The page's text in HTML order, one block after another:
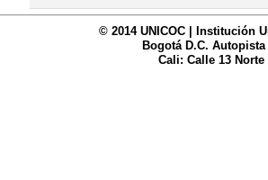
© 2014 UNICOC | Institución
Bogotá D.C. Autopista
Cali: Calle 13 Norte